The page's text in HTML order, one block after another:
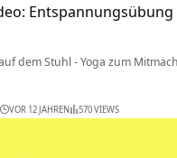
dem Stuhl - Yoga zum
VOR 12 JAHREN 570 VIEWS